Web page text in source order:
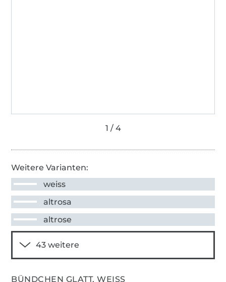
Weitere Varianten:
weiss
altrosa
altrose
BÜNDCHEN GLATT, WEISS